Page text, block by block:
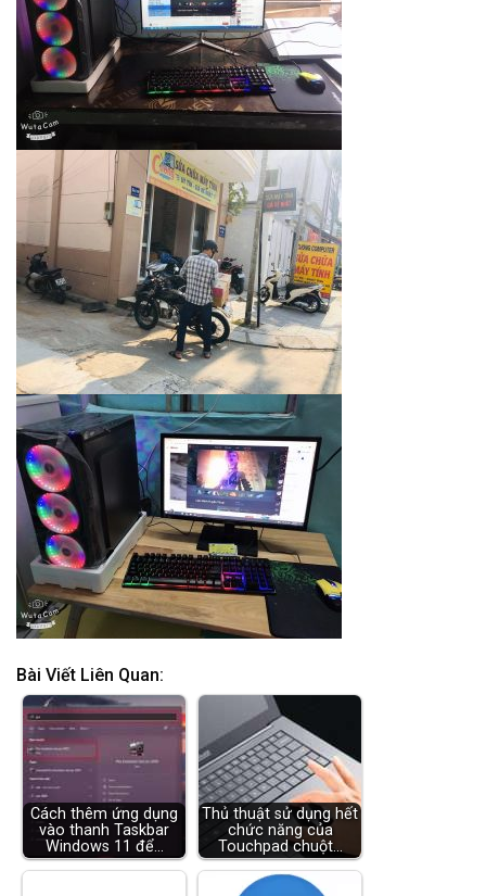
Bài Viết Liên Quan:
Cách thêm ứng dụng
vào thanh Taskbar
Windows 11 để…
Thủ thuật sử dụng hết
chức năng của
Touchpad chuột…